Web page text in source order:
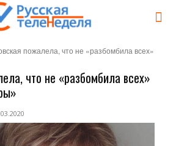
пожалела, что не «разбомбила всех»
что не «разбомбила всех»